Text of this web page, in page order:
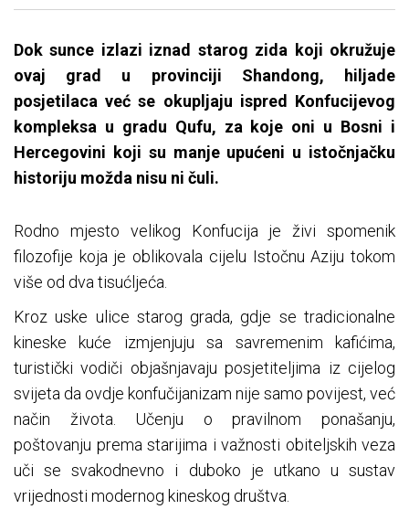
Dok sunce izlazi iznad starog zida koji okružuje
ovaj grad u provinciji Shandong, hiljade
posjetilaca već se okupljaju ispred Konfucijevog
kompleksa u gradu Qufu, za koje oni u Bosni i
Hercegovini koji su manje upućeni u istočnjačku
historiju možda nisu ni čuli.
Rodno mjesto velikog Konfucija je živi spomenik
filozofije koja je oblikovala cijelu Istočnu Aziju tokom
više od dva tisućljeća.
Kroz uske ulice starog grada, gdje se tradicionalne
kineske kuće izmjenjuju sa savremenim kafićima,
turistički vodiči objašnjavaju posjetiteljima iz cijelog
svijeta da ovdje konfučijanizam nije samo povijest, već
način života. Učenju o pravilnom ponašanju,
poštovanju prema starijima i važnosti obiteljskih veza
uči se svakodnevno i duboko je utkano u sustav
vrijednosti modernog kineskog društva.